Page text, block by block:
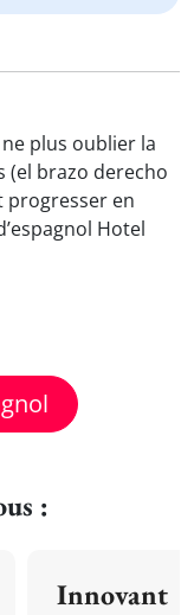
plus oublier la
(el brazo derecho
progresser en
Hotel
:
Innovant